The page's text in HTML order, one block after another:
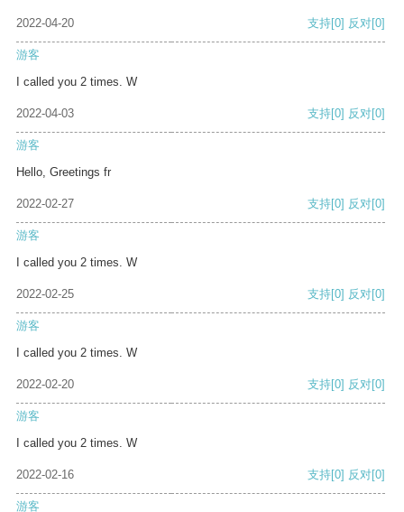
2022-04-20 支持[0] 反对[0]
游客
I called you 2 times. W
2022-04-03 支持[0] 反对[0]
游客
Hello, Greetings fr
2022-02-27 支持[0] 反对[0]
游客
I called you 2 times. W
2022-02-25 支持[0] 反对[0]
游客
I called you 2 times. W
2022-02-20 支持[0] 反对[0]
游客
I called you 2 times. W
2022-02-16 支持[0] 反对[0]
游客